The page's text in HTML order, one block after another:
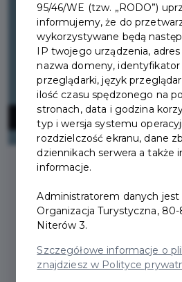
Logowanie
95/46/WE (tzw. „RODO”)
informujemy, że do
wykorzystywane będą
IP twojego urządzenia, adres
nazwa domeny, identyfikator
przeglądarki, język
ilość czasu spędzonego na
stronach, data i godzina
typ i wersja systemu
rozdzielczość ekranu, dane
dziennikach serwera a także
informacje.
Administratorem danych jest
Organizacja Turystyczna, 80-
Niterów 3.
Szczegółowe informacje o
znajdziesz w Polityce